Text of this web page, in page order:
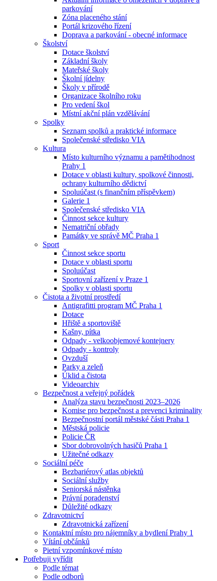
parkování
Zóna placeného stání
Portál krizového řízení
Doprava a parkování - obecné informace
Školství
Dotace školství
Základní školy
Mateřské školy
Školní jídelny
Školy v přírodě
Organizace školního roku
Pro vedení škol
Místní akční plán vzdělávání
Spolky
Seznam spolků a praktické informace
Společenské středisko VIA
Kultura
Místo kulturního významu a pamětihodnost
Prahy 1
Dotace v oblasti kultury, spolkové činnosti,
ochrany kulturního dědictví
Spoluúčast (s finančním příspěvkem)
Galerie 1
Společenské středisko VIA
Činnost sekce kultury
Nematriční obřady
Památky ve správě MČ Praha 1
Sport
Činnost sekce sportu
Dotace v oblasti sportu
Spoluúčast
Sportovní zařízení v Praze 1
Spolky v oblasti sportu
Čistota a životní prostředí
Antigrafitti program MČ Praha 1
Dotace
Hřiště a sportoviště
Kašny, pítka
Odpady - velkoobjemové kontejnery
Odpady - kontroly
Ovzduší
Parky a zeleň
Úklid a čistota
Videoarchiv
Bezpečnost a veřejný pořádek
Analýza stavu bezpečnosti 2023–2026
Komise pro bezpečnost a prevenci kriminality
Bezpečnostní portál městské části Praha 1
Městská policie
Policie ČR
Sbor dobrovolných hasičů Praha 1
Užitečné odkazy
Sociální péče
Bezbariérový atlas objektů
Sociální služby
Seniorská nástěnka
Právní poradenství
Důležité odkazy
Zdravotnictví
Zdravotnická zařízení
Kontaktní místo pro nájemníky a bydlení Prahy 1
Vítání občánků
Pietní vzpomínkové místo
Potřebuji vyřídit
Podle témat
Podle odborů